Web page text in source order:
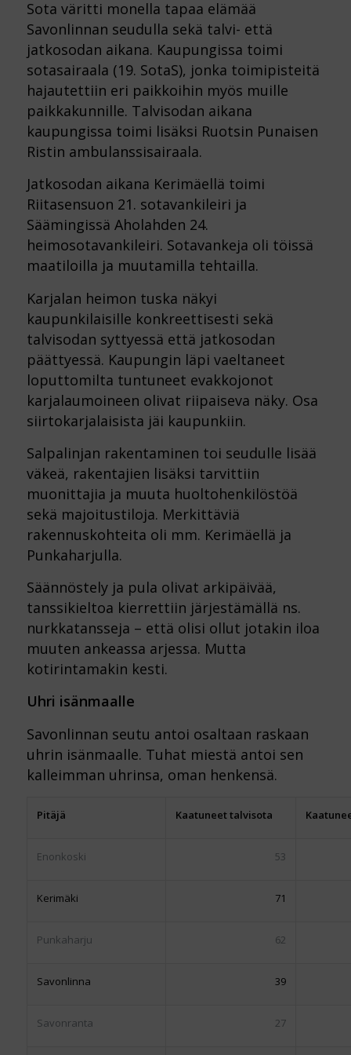
Sota väritti monella tapaa elämää
Savonlinnan seudulla sekä talvi- että
jatkosodan aikana. Kaupungissa toimi
sotasairaala (19. SotaS), jonka toimipisteitä
hajautettiin eri paikkoihin myös muille
paikkakunnille. Talvisodan aikana
kaupungissa toimi lisäksi Ruotsin Punaisen
Ristin ambulanssisairaala.
Jatkosodan aikana Kerimäellä toimi
Riitasensuon 21. sotavankileiri ja
Säämingissä Aholahden 24.
heimosotavankileiri. Sotavankeja oli töissä
maatiloilla ja muutamilla tehtailla.
Karjalan heimon tuska näkyi
kaupunkilaisille konkreettisesti sekä
talvisodan syttyessä että jatkosodan
päättyessä. Kaupungin läpi vaeltaneet
loputtomilta tuntuneet evakkojonot
karjalaumoineen olivat riipaiseva näky. Osa
siirtokarjalaisista jäi kaupunkiin.
Salpalinjan rakentaminen toi seudulle lisää
väkeä, rakentajien lisäksi tarvittiin
muonittajia ja muuta huoltohenkilöstöä
sekä majoitustiloja. Merkittäviä
rakennuskohteita oli mm. Kerimäellä ja
Punkaharjulla.
Säännöstely ja pula olivat arkipäivää,
tanssikieltoa kierrettiin järjestämällä ns.
nurkkatansseja – että olisi ollut jotakin iloa
muuten ankeassa arjessa. Mutta
kotirintamakin kesti.
Uhri isänmaalle
Savonlinnan seutu antoi osaltaan raskaan
uhrin isänmaalle. Tuhat miestä antoi sen
kalleimman uhrinsa, oman henkensä.
Pitäjä Kaatuneettalvisota
Enonkoski 53
Kerimäki 71
Punkaharju 62
Savonlinna 39
Savonranta 27